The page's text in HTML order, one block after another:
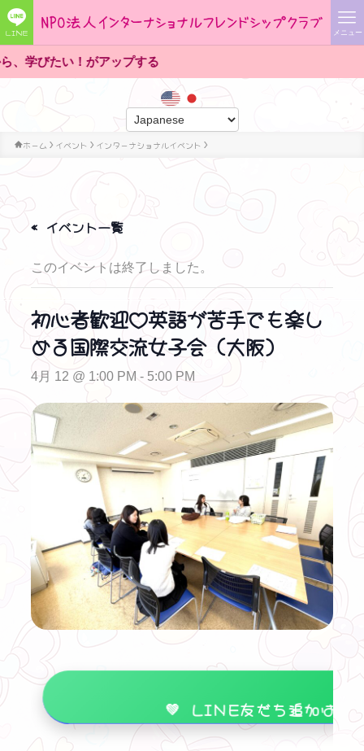
LINE メニュー
る
ホーム イベント インターナショナルイベント
« イベント一覧
このイベントは終了しました。
初心者歓迎♡英語が苦手でも楽し
める国際交流女子会（大阪）
4月 12 @ 1:00 PM - 5:00 PM
💚 LINE友だち追加はこ